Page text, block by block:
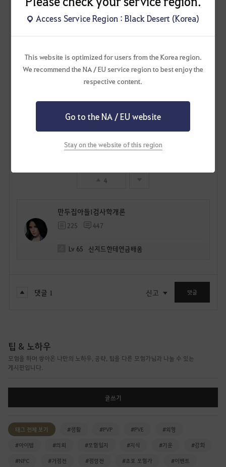
Access Service Region : Black Desert (Korea)
This website is optimized for users from the Korea region.
We recommend the NA / EU service region to best enjoy the
respective content.
Go to the NA / EU website
Stay on the website of this region
4
만두집아들I검사학개론
225 447
Lv 65 신지드한테연금배움
댓글 1 신고 댓글
팁 & 노하우
모험을 하며 쌓아온 나만의 노하우, 공략, 팁을 다른 모험가님과 나눌 수 있는
게시판입니다.
글쓰기
태그 전체 보기 #생활 #PVP #PVE #외형
#아이템 #의뢰 #모험일지 #지식 #기운 #강화
#NPC #거점전 #점령전 #초보 모험가 #이벤트